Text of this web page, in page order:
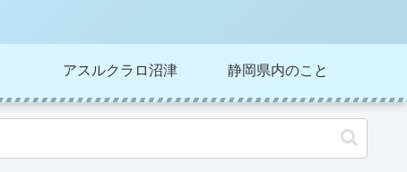
アスルクラロ沼津 静岡県内のこと